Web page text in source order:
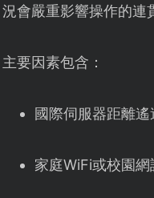
況會嚴重影響操作的連
主要因素包含：
國際伺服器距離遙
家庭WiFi或校園網